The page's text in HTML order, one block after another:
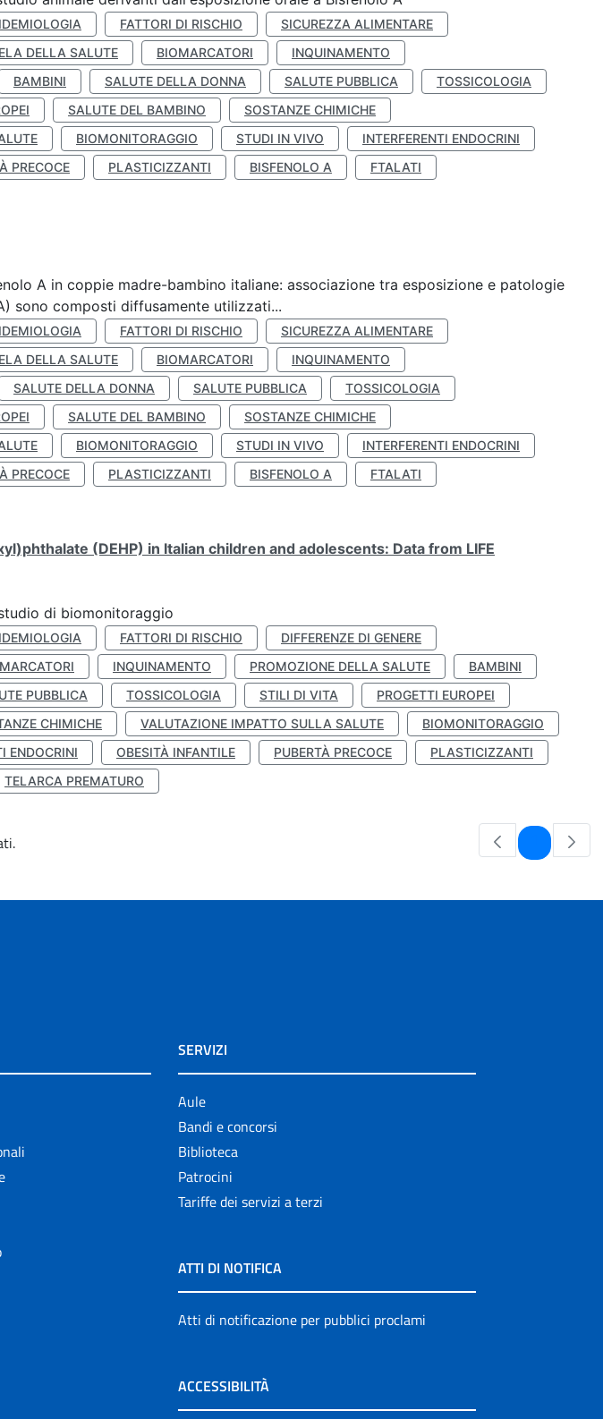
FATTORI DI RISCHIO
SICUREZZA ALIMENTARE
DELLA SALUTE BIOMARCATORI
INQUINAMENTO
BAMBINI SALUTE DELLA DONNA SALUTE PUBBLICA
TOSSICOLOGIA
SALUTE DEL BAMBINO
SOSTANZE CHIMICHE
BIOMONITORAGGIO STUDI IN VIVO
INTERFERENTI ENDOCRINI
PRECOCE PLASTICIZZANTI BISFENOLO A
FTALATI
A in coppie madre-bambino italiane: associazione tra esposizione e patologie
sono composti diffusamente utilizzati...
FATTORI DI RISCHIO
SICUREZZA ALIMENTARE
DELLA SALUTE BIOMARCATORI
INQUINAMENTO
SALUTE DELLA DONNA SALUTE PUBBLICA
TOSSICOLOGIA
SALUTE DEL BAMBINO
SOSTANZE CHIMICHE
BIOMONITORAGGIO STUDI IN VIVO
INTERFERENTI ENDOCRINI
PRECOCE PLASTICIZZANTI BISFENOLO A
FTALATI
(DEHP) in Italian children and adolescents: Data from LIFE
di biomonitoraggio
FATTORI DI RISCHIO
DIFFERENZE DI GENERE
INQUINAMENTO PROMOZIONE DELLA SALUTE
BAMBINI
PUBBLICA TOSSICOLOGIA STILI DI VITA
PROGETTI EUROPEI
CHIMICHE VALUTAZIONE IMPATTO SULLA SALUTE
BIOMONITORAGGIO
ENDOCRINI OBESITÀ INFANTILE PUBERTÀ PRECOCE
PLASTICIZZANTI
TELARCA PREMATURO
Pagina
SERVIZI
Aule
Bandi e concorsi
Biblioteca
Patrocini
Tariffe dei servizi a terzi
ATTI DI NOTIFICA
Atti di notificazione per pubblici proclami
ACCESSIBILITÀ